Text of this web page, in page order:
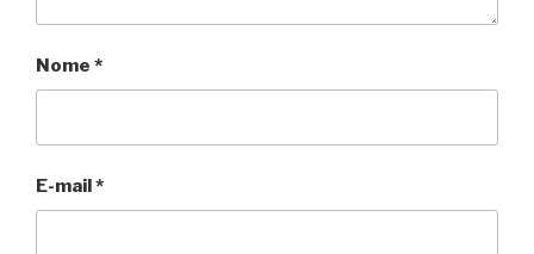
Nome *
E-mail*